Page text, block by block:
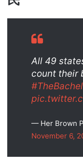
All 49
count their
— Her Brown
November 6,